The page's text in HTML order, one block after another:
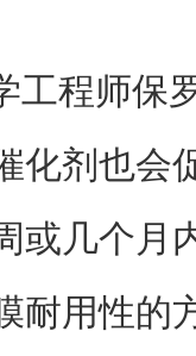
工程师保
化剂也会
或几个月
耐用性的